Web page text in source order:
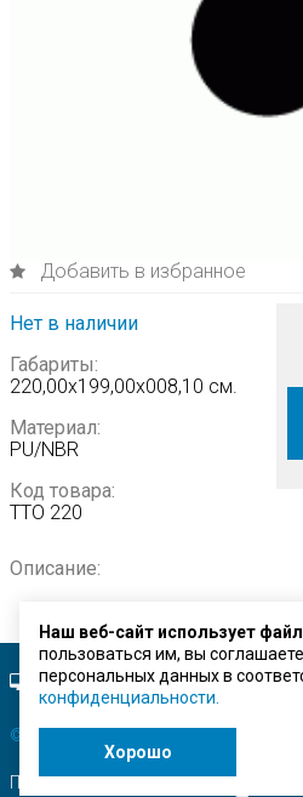
Добавить в избранное
Нет в наличии
Габариты:
220,00х199,00х008,10 см.
Материал:
PU/NBR
Код товара:
ТТО 220
Описание:
Полная версия сайта.
© ЗАО "Строймашсервис"
Поисковое продвижение
Наш веб-сайт использует
пользоваться им, вы
персональных данных в
конфиденциальности.
Хорошо